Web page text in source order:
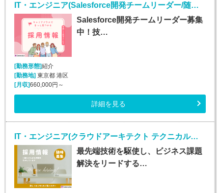
IT・エンジニア(Salesforce開発チームリーダー/随時入社/正社員)
Salesforce開発チームリーダー募集
中！技…
[勤務形態]紹介
[勤務地] 東京都 港区
[月収]660,000円～
詳細を見る
IT・エンジニア(クラウドアーキテクト テクニカルスペシャリスト/正社員)
最先端技術を駆使し、ビジネス課題
解決をリードする…